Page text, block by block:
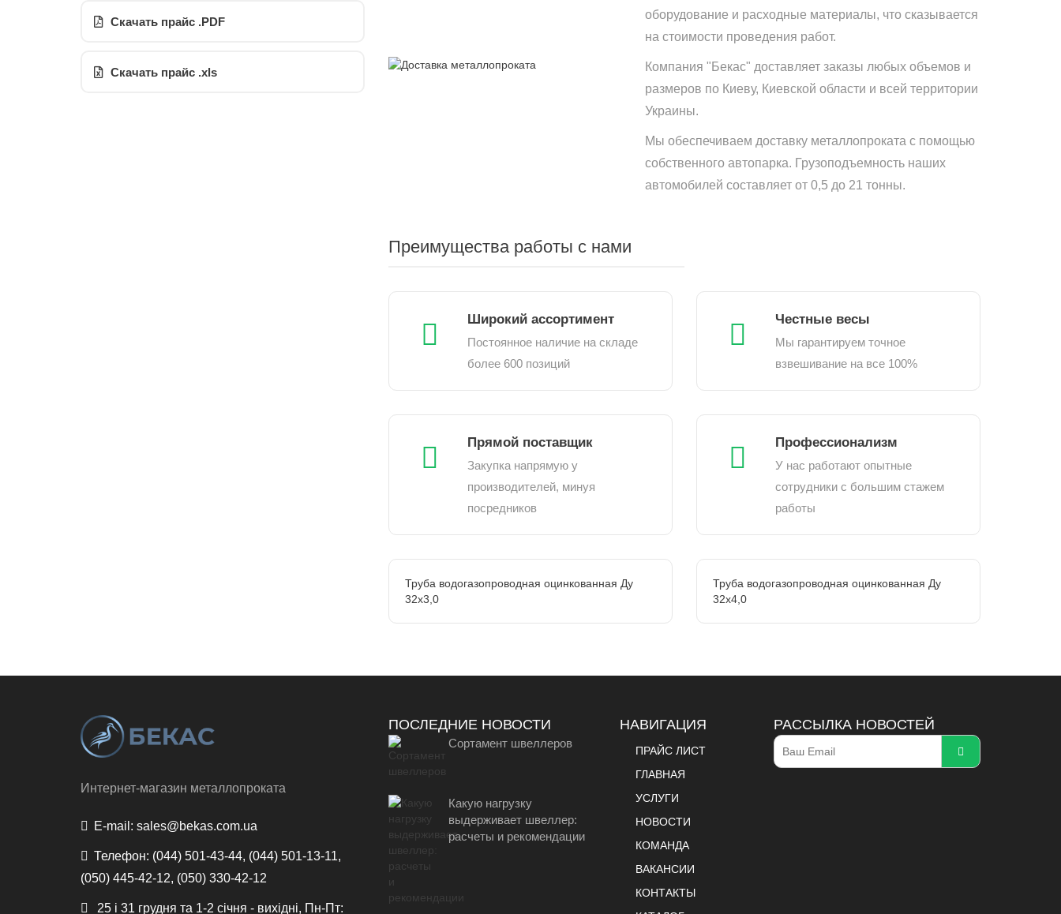
Скачать прайс .PDF
Скачать прайс .xls
оборудование и расходные материалы, что сказывается
на стоимости проведения работ.
Компания "Бекас" доставляет заказы любых объемов и
размеров по Киеву, Киевской области и всей территории
Украины.
Мы обеспечиваем доставку металлопроката с помощью
собственного автопарка. Грузоподъемность наших
автомобилей составляет от 0,5 до 21 тонны.
Преимущества работы с нами
Широкий ассортимент
Постоянное наличие на складе
более 600 позиций
Честные весы
Мы гарантируем точное
взвешивание на все 100%
Прямой поставщик
Закупка напрямую у
производителей, минуя
посредников
Профессионализм
У нас работают опытные
сотрудники с большим стажем
работы
Труба водогазопроводная оцинкованная Ду
32х3,0
Труба водогазопроводная оцинкованная Ду
32х4,0
Интернет-магазин металлопроката
E-mail: sales@bekas.com.ua
Телефон: (044) 501-43-44, (044) 501-13-11,
(050) 445-42-12, (050) 330-42-12
25 і 31 грудня та 1-2 січня - вихідні, Пн-Пт:
ПОСЛЕДНИЕ НОВОСТИ
Сортамент швеллеров
Какую нагрузку
выдерживает швеллер:
расчеты и рекомендации
НАВИГАЦИЯ
ПРАЙС ЛИСТ
ГЛАВНАЯ
УСЛУГИ
НОВОСТИ
КОМАНДА
ВАКАНСИИ
КОНТАКТЫ
РАССЫЛКА НОВОСТЕЙ